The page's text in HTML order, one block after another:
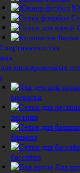
маскировочных
кроватки
лестниц
балкона
бассейна
Для